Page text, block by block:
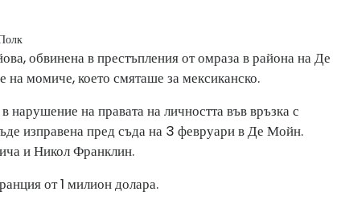
обвинена в престъпления от омраза в района на Де
момиче, което смяташе за мексиканско.
на правата на личността във връзка с
изправена пред съда на 3 февруари в Де Мойн.
и Никол Франклин.
от 1 милион долара.